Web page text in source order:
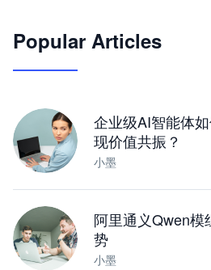
JimoClaw 桌面 AI Agent 工
Popular Articles
企业级AI智能体
现价值共振？
小墨
阿里通义Qwen模
势
小墨